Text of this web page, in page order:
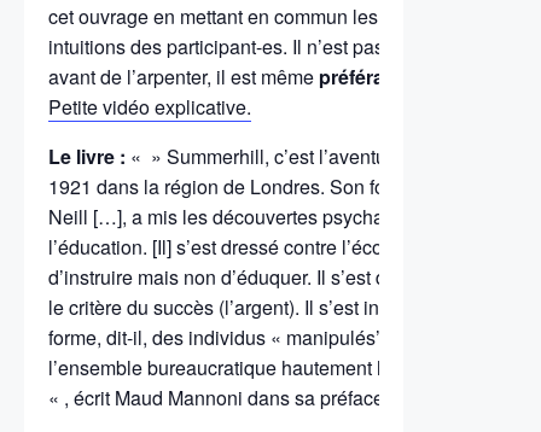
cet ouvrage en mettant en commun les connaissances,
intuitions des participant-es. Il n’est pas nécessaire de
avant de l’arpenter, il est même préférable de ne pas
Petite vidéo explicative.
Le livre : « » Summerhill, c’est l’aventure d’une école
1921 dans la région de Londres. Son fondateur, [le
Neill […], a mis les découvertes psychanalytiques au
l’éducation. [Il] s’est dressé contre l’école traditionnelle
d’instruire mais non d’éduquer. Il s’est dressé contre les
le critère du succès (l’argent). Il s’est insurgé contre un
forme, dit-il, des individus « manipulés’ et dociles,
l’ensemble bureaucratique hautement hiérarchisé de
« , écrit Maud Mannoni dans sa préface.